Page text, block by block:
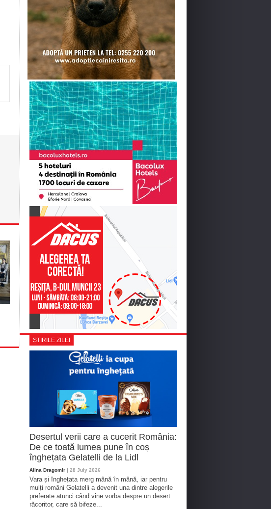
ȘTIRILE ZILEI
Desertul verii care a cucerit România:
De ce toată lumea pune în coș
înghețata Gelatelli de la Lidl
Alina Dragomir | 28 July 2026
Vara și înghețata merg mână în mână, iar pentru
mulți români Gelatelli a devenit una dintre alegerile
preferate atunci când vine vorba despre un desert
răcoritor, care să bifeze...